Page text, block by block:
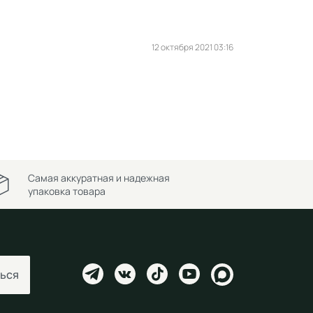
12 октября 2021 03:16
Самая аккуратная и надежная
упаковка товара